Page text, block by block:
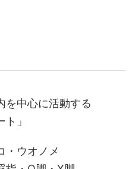
を中心に活動する
」
・ウオノメ